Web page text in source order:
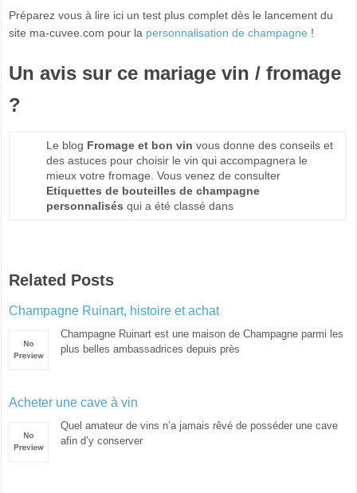
Préparez vous à lire ici un test plus complet dès le lancement du
site ma-cuvee.com pour la personnalisation de champagne !
Un avis sur ce mariage vin / fromage
?
Le blog Fromage et bon vin vous donne des conseils et
des astuces pour choisir le vin qui accompagnera le
mieux votre fromage. Vous venez de consulter
Etiquettes de bouteilles de champagne
personnalisés qui a été classé dans
Related Posts
Champagne Ruinart, histoire et achat
Champagne Ruinart est une maison de Champagne parmi les
plus belles ambassadrices depuis près
Acheter une cave à vin
Quel amateur de vins n’a jamais rêvé de posséder une cave
afin d’y conserver